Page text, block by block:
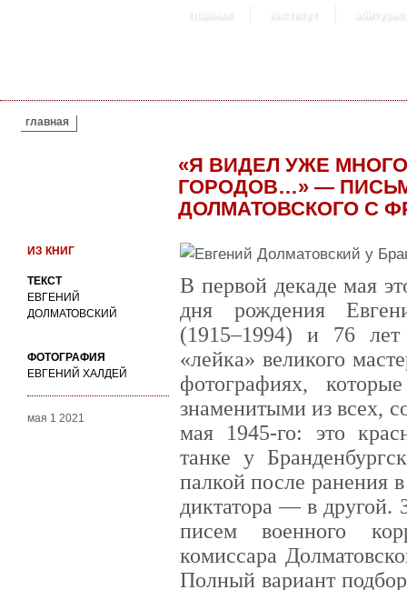
главная институт
ВЫ ЗДЕСЬ
главная
«Я ВИДЕЛ УЖЕ
ГОРОДОВ…» —
ДОЛМАТОВСКОГО С
ИЗ КНИГ
ТЕКСТ
ЕВГЕНИЙ
ДОЛМАТОВСКИЙ
ФОТОГРАФИЯ
ЕВГЕНИЙ ХАЛДЕЙ
мая 1 2021
В первой декаде мая
дня рождения
(1915–1994) и 76
«лейка» великого
фотографиях,
знаменитыми из всех,
мая 1945-го: это
танке у
палкой после ранения
диктатора — в другой.
писем военного
комиссара
Полный вариант